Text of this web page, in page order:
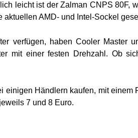
leicht ist der Zalman CNPS 80F,
AMD- und Intel-Sockel
verfügen, haben Cooler Master
mit einer festen Drehzahl. Ob
Händlern kaufen, mit einem
7 und 8 Euro.